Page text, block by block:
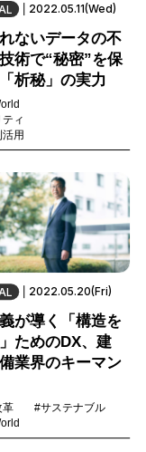
2022.05.11(Wed)
ないデータの不
術で“秘密”を保
析秘」の実力
ィ
用
2022.05.20(Fri)
が導く「構造を
ためのDX、建
業界のキーマン
革
#サステナブル